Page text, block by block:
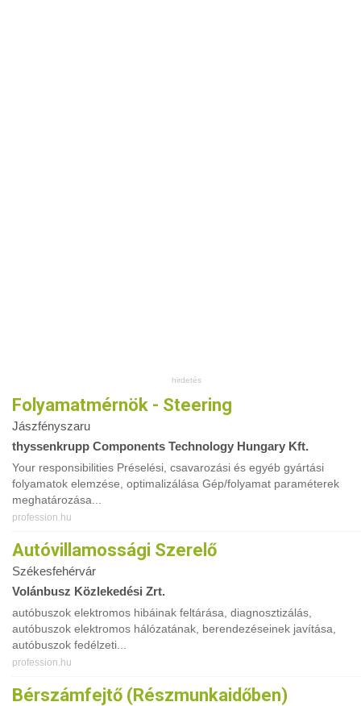
Folyamatmérnök - Steering
Jászfényszaru
thyssenkrupp Components Technology Hungary Kft.
Your responsibilities Préselési, csavarozási és egyéb gyártási
folyamatok elemzése, optimalizálása Gép/folyamat paraméterek
meghatározása...
profession.hu
Autóvillamossági Szerelő
Székesfehérvár
Volánbusz Közlekedési Zrt.
autóbuszok elektromos hibáinak feltárása, diagnosztizálás,
autóbuszok elektromos hálózatának, berendezéseinek javítása,
autóbuszok fedélzeti...
profession.hu
Bérszámfejtő (részmunkaidőben)